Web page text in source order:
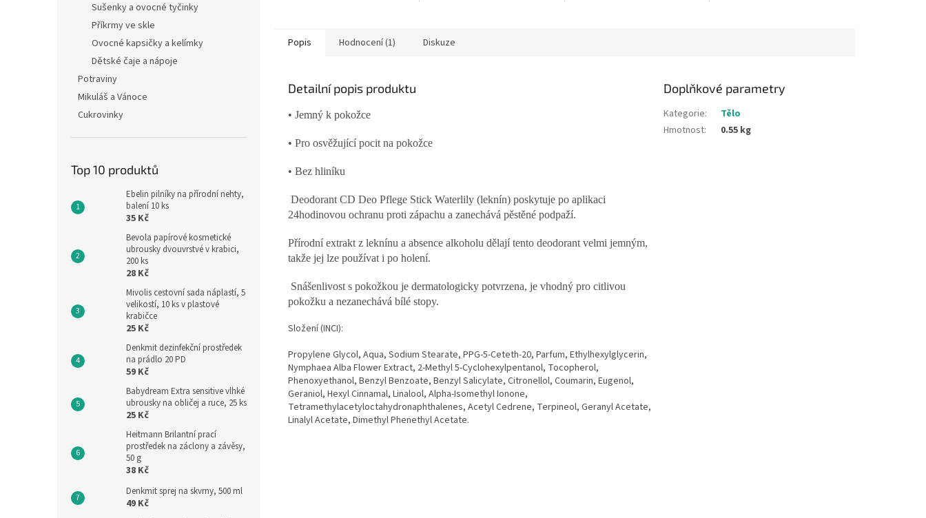
Sušenky a ovocné tyčinky
Příkrmy ve skle
Ovocné kapsičky a kelímky
Dětské čaje a nápoje
Potraviny
Mikuláš a Vánoce
Cukrovinky
Top 10 produktů
Ebelin pilníky na přírodní nehty,
balení 10 ks
35 Kč
Bevola papírové kosmetické
ubrousky dvouvrstvé v krabici,
200 ks
28 Kč
Mivolis cestovní sada náplastí, 5
velikostí, 10 ks v plastové
krabičce
25 Kč
Denkmit dezinfekční prostředek
na prádlo 20 PD
59 Kč
Babydream Extra sensitive vlhké
ubrousky na obličej a ruce, 25 ks
25 Kč
Heitmann Brilantní prací
prostředek na záclony a závěsy,
50 g
38 Kč
Denkmit sprej na skvrny, 500 ml
49 Kč
Popis Hodnocení (1) Diskuze
Detailní popis produktu
• Jemný k pokožce
• Pro osvěžující pocit na pokožce
• Bez hliníku
Deodorant CD Deo Pflege Stick Waterlily (leknín) poskytuje po aplikaci
24hodinovou ochranu proti zápachu a zanechává pěstěné podpaží.
Přírodní extrakt z leknínu a absence alkoholu dělají tento deodorant velmi jemným,
takže jej lze používat i po holení.
Snášenlivost s pokožkou je dermatologicky potvrzena, je vhodný pro citlivou
pokožku a nezanechává bílé stopy.
Složení (INCI):
Propylene Glycol, Aqua, Sodium Stearate, PPG-5-Ceteth-20, Parfum, Ethylhexylglycerin,
Nymphaea Alba Flower Extract, 2-Methyl 5-Cyclohexylpentanol, Tocopherol,
Phenoxyethanol, Benzyl Benzoate, Benzyl Salicylate, Citronellol, Coumarin, Eugenol,
Geraniol, Hexyl Cinnamal, Linalool, Alpha-Isomethyl Ionone,
Tetramethylacetyloctahydronaphthalenes, Acetyl Cedrene, Terpineol, Geranyl Acetate,
Linalyl Acetate, Dimethyl Phenethyl Acetate.
Doplňkové parametry
Kategorie:
Tělo
Hmotnost: 0.55 kg